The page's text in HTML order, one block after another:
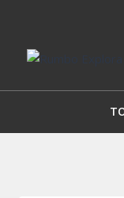
contenido